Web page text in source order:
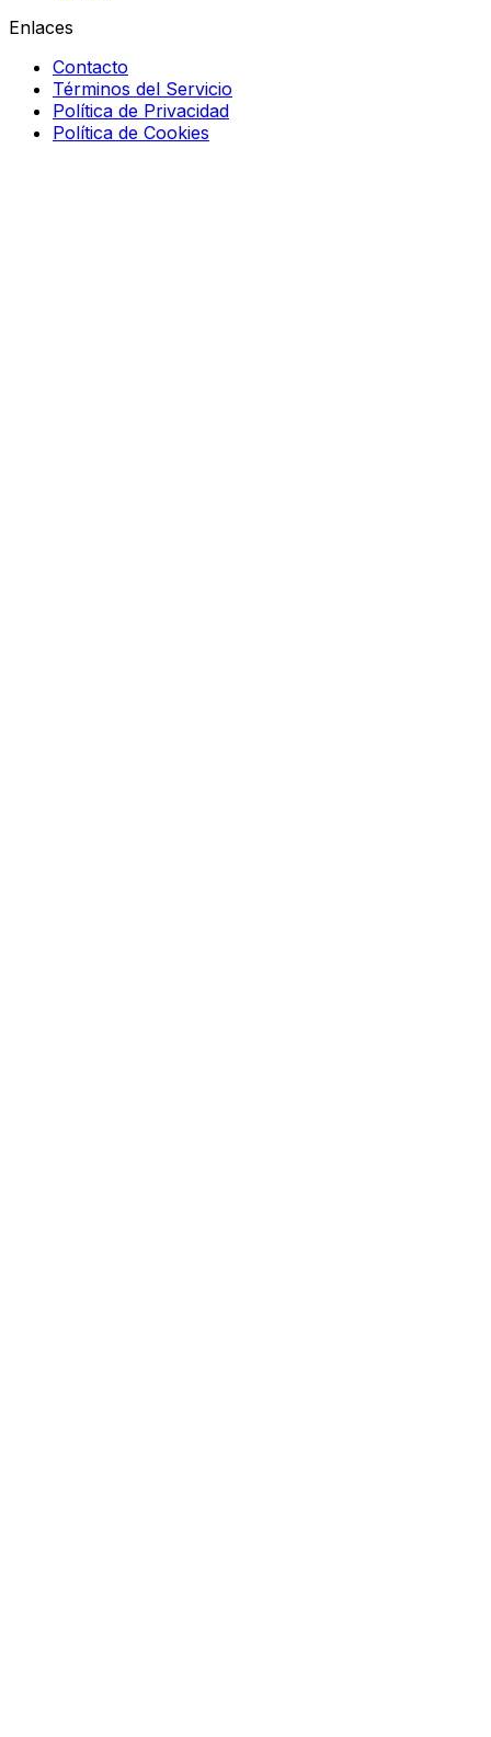
Enlaces
Contacto
Términos del Servicio
Política de Privacidad
Política de Cookies